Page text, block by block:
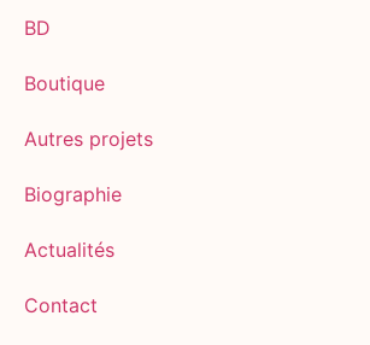
BD
Boutique
Autres projets
Biographie
Actualités
Contact